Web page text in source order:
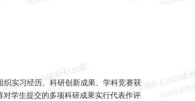
织实习经历、科研创新成果、学科竞赛获
学生提交的多项科研成果实行代表作评
维
8